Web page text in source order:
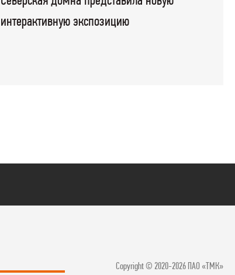
интерактивную экспозицию
Copyright © 2020-2026 ПАО «ТМК»